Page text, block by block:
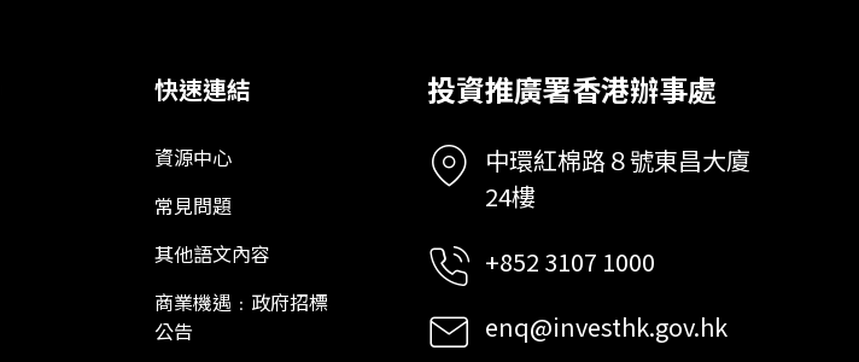
快速連結
資源中心
常見問題
其他語文內容
商業機遇﹕政府招標
公告
投資推廣署香港辦事處
中環紅棉路８號東昌大廈
24樓
+852 3107 1000
enq@investhk.gov.hk